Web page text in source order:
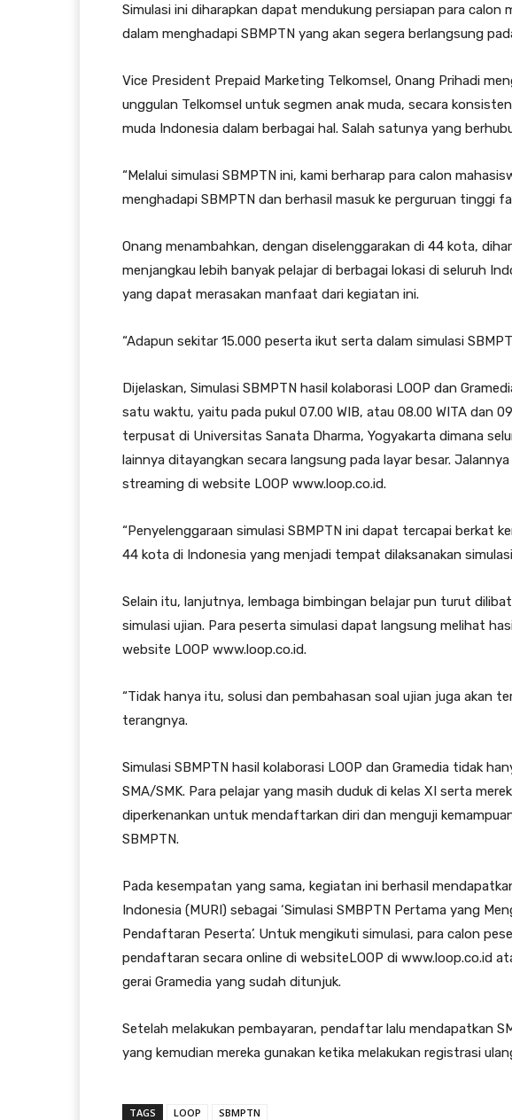
Simulasi ini diharapkan dapat mendukung persiapan para calon
dalam menghadapi SBMPTN yang akan segera berlangsung
Vice President Prepaid Marketing Telkomsel, Onang Prihadi
unggulan Telkomsel untuk segmen anak muda, secara
muda Indonesia dalam berbagai hal. Salah satunya yang
“Melalui simulasi SBMPTN ini, kami berharap para calon
menghadapi SBMPTN dan berhasil masuk ke perguruan tinggi
Onang menambahkan, dengan diselenggarakan di 44 kota,
menjangkau lebih banyak pelajar di berbagai lokasi di seluruh
yang dapat merasakan manfaat dari kegiatan ini.
“Adapun sekitar 15.000 peserta ikut serta dalam simulasi
Dijelaskan, Simulasi SBMPTN hasil kolaborasi LOOP dan
satu waktu, yaitu pada pukul 07.00 WIB, atau 08.00 WITA dan
terpusat di Universitas Sanata Dharma, Yogyakarta dimana
lainnya ditayangkan secara langsung pada layar besar.
streaming di website LOOP www.loop.co.id.
“Penyelenggaraan simulasi SBMPTN ini dapat tercapai berkat
44 kota di Indonesia yang menjadi tempat dilaksanakan
Selain itu, lanjutnya, lembaga bimbingan belajar pun turut
simulasi ujian. Para peserta simulasi dapat langsung melihat
website LOOP www.loop.co.id.
“Tidak hanya itu, solusi dan pembahasan soal ujian juga akan
terangnya.
Simulasi SBMPTN hasil kolaborasi LOOP dan Gramedia tidak
SMA/SMK. Para pelajar yang masih duduk di kelas XI serta
diperkenankan untuk mendaftarkan diri dan menguji
SBMPTN.
Pada kesempatan yang sama, kegiatan ini berhasil
Indonesia (MURI) sebagai ‘Simulasi SMBPTN Pertama yang
Pendaftaran Peserta’. Untuk mengikuti simulasi, para calon
pendaftaran secara online di websiteLOOP di www.loop.co.id
gerai Gramedia yang sudah ditunjuk.
Setelah melakukan pembayaran, pendaftar lalu mendapatkan
yang kemudian mereka gunakan ketika melakukan registrasi
TAGS LOOP SBMPTN